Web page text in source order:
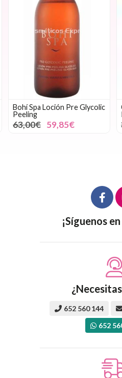
Bohí Spa Loción Pre Glycolic
Peeling
63,00€ 59,85€
¡Síguenos
652 560 144
652